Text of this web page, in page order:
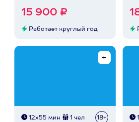
15 900 ₽
Работает круглый год
12х55 мин 1 чел 18+